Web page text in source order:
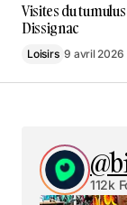
Visites du
Dissignac
Loisirs 9 avril 2026
112k